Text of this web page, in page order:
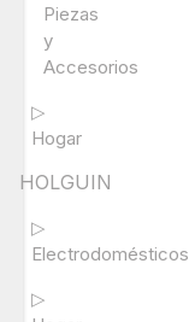
Piezas
y
Accesorios
▷
Hogar
HOLGUIN
▷
Electrodomésticos
▷